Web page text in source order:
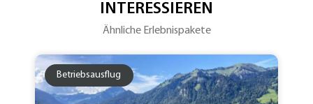
INTERESSIEREN
Ähnliche Erlebnispakete
Betriebsausflug